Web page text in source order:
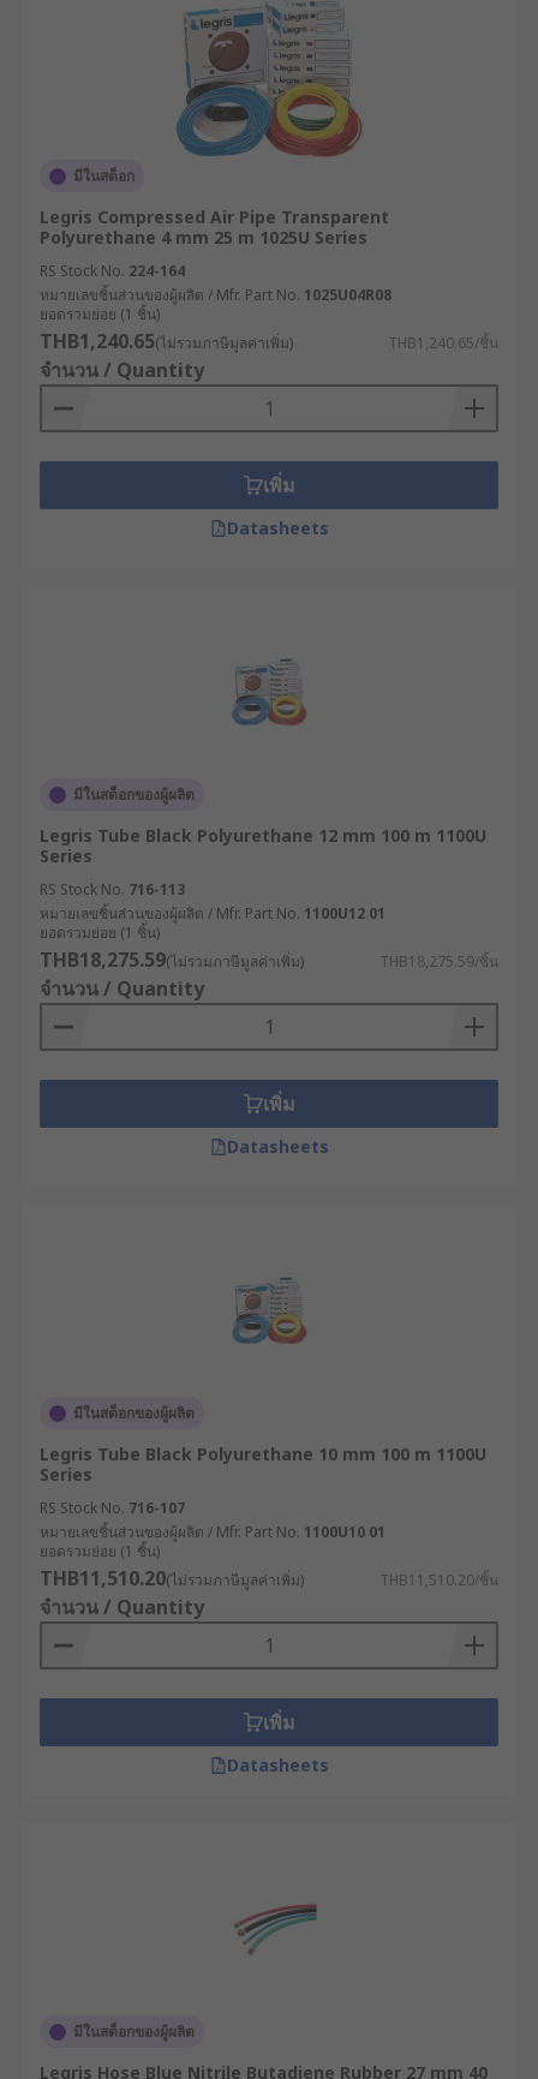
มีในสต็อก
Legris Compressed Air Pipe Transparent
Polyurethane 4 mm 25 m 1025U Series
RS Stock No. 224-164
หมายเลขชิ้นส่วนของผู้ผลิต / Mfr. Part No. 1025U04R08
ยอดรวมย่อย (1 ชิ้น)
THB1,240.65(ไม่รวมภาษีมูลค่าเพิ่ม) THB1,240.65/ชิ้น
จำนวน / Quantity
เพิ่ม
Datasheets
มีในสต็อกของผู้ผลิต
Legris Tube Black Polyurethane 12 mm 100 m 1100U
Series
RS Stock No. 716-113
หมายเลขชิ้นส่วนของผู้ผลิต / Mfr. Part No. 1100U12 01
ยอดรวมย่อย (1 ชิ้น)
THB18,275.59(ไม่รวมภาษีมูลค่าเพิ่ม) THB18,275.59/ชิ้น
จำนวน / Quantity
เพิ่ม
Datasheets
มีในสต็อกของผู้ผลิต
Legris Tube Black Polyurethane 10 mm 100 m 1100U
Series
RS Stock No. 716-107
หมายเลขชิ้นส่วนของผู้ผลิต / Mfr. Part No. 1100U10 01
ยอดรวมย่อย (1 ชิ้น)
THB11,510.20(ไม่รวมภาษีมูลค่าเพิ่ม) THB11,510.20/ชิ้น
จำนวน / Quantity
เพิ่ม
Datasheets
มีในสต็อกของผู้ผลิต
Legris Hose Blue Nitrile Butadiene Rubber 27 mm 40